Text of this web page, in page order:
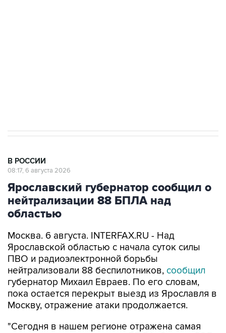
В РОССИИ
08:17, 6 августа 2026
Ярославский губернатор сообщил о
нейтрализации 88 БПЛА над
областью
Москва. 6 августа. INTERFAX.RU - Над
Ярославской областью с начала суток силы
ПВО и радиоэлектронной борьбы
нейтрализовали 88 беспилотников, сообщил
губернатор Михаил Евраев. По его словам,
пока остается перекрыт выезд из Ярославля в
Москву, отражение атаки продолжается.
"Сегодня в нашем регионе отражена самая